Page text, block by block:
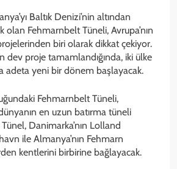
Baltık Denizi’nin altından
olan Fehmarnbelt Tüneli, Avrupa’nın
biri olarak dikkat çekiyor.
dev proje tamamlandığında, iki ülke
adeta yeni bir dönem başlayacak.
Fehmarnbelt Tüneli,
en uzun batırma tüneli
Tünel, Danimarka’nın Lolland
ile Almanya’nın Fehmarn
kentlerini birbirine bağlayacak.